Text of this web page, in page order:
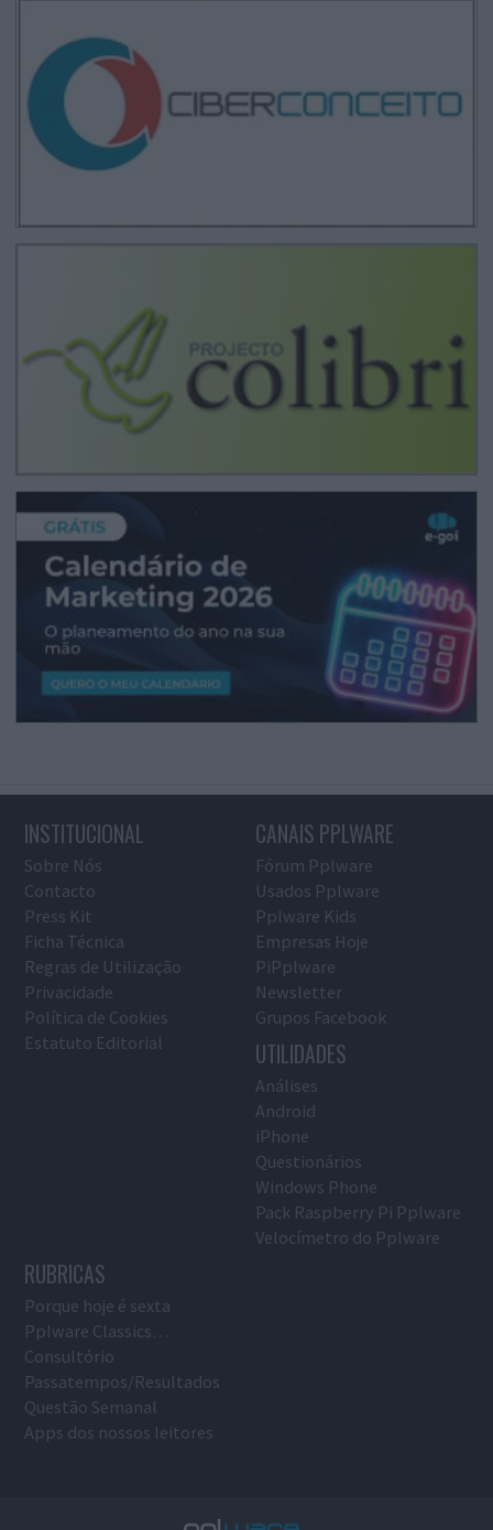
INSTITUCIONAL
Sobre Nós
Contacto
Press Kit
Ficha Técnica
Regras de Utilização
Privacidade
Política de Cookies
Estatuto Editorial
CANAIS PPLWARE
Fórum Pplware
Usados Pplware
Pplware Kids
Empresas Hoje
PiPplware
Newsletter
Grupos Facebook
UTILIDADES
Análises
Android
iPhone
Questionários
Windows Phone
Pack Raspberry Pi Pplware
Velocímetro do Pplware
RUBRICAS
Porque hoje é sexta
Pplware Classics…
Consultório
Passatempos/Resultados
Questão Semanal
Apps dos nossos leitores